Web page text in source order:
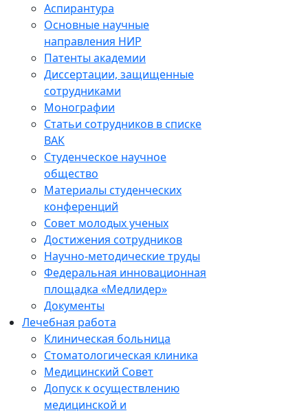
Аспирантура
Основные научные
направления НИР
Патенты академии
Диссертации, защищенные
сотрудниками
Монографии
Статьи сотрудников в списке
ВАК
Студенческое научное
общество
Материалы студенческих
конференций
Совет молодых ученых
Достижения сотрудников
Научно-методические труды
Федеральная инновационная
площадка «Медлидер»
Документы
Лечебная работа
Клиническая больница
Стоматологическая клиника
Медицинский Совет
Допуск к осуществлению
медицинской и